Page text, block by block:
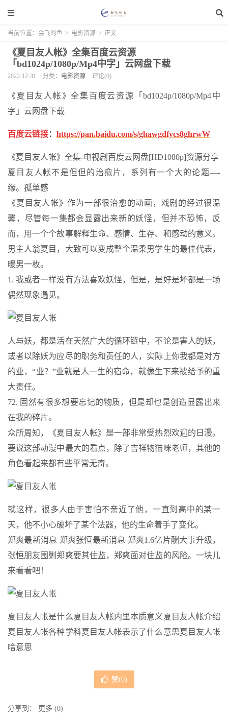
当前位置： 会飞的鱼 > 电影资源 > 正文
《夏目友人帐》全集百度云资源
「bd1024p/1080p/Mp4中字」云网盘下载
2022-12-31 分类： 电影资源 评论(0)
《夏目友人帐》全集百度云资源「bd1024p/1080p/Mp4中
字」云网盘下载
百度云链接： https://pan.baidu.com/s/ghawgdfycs8ghrwW
《夏目友人帐》全集-电视剧百度云网盘[HD1080p]资源分享
夏目友人帐不是但但的治愈片，系列有一个大的论题—-
缘。孤单感
《夏目友人帐》作为一部很治愈的动画，戏剧的经过很温
馨，尽管每一集都会显露出来新的妖怪，但并不恐怖，反
而，用一个个故事解释生命、感情、生存、和感动的意义。
男主人翁夏目，大致可以变成整个温柔男学生的最佳代表，
暖男一枚。
1. 我或者一样没有方法喜欢妖怪，但是，是好是坏都是一场
偶然现象遇见。
人与妖，都是活在天然广大的循环链中，不论是害人的妖，
或者以除妖为应尽的职务和责任的人，实际上你我都是对方
的业，“业？”业就是人一生的宿命，就像生下来被给予的重
大责任。
72. 固然有很多想要忘记的物质，但是却也是创造显露出来
在我的碎片。
众所周知，《夏目友人帐》是一部非常受热烈欢迎的日漫。
要说这部动漫中最大的看点，除了吉祥物猫咪老师，其他的
角色看起来都有些平常无奇。
就这样，很多人由于害怕不亲近了他，一直到高中的某一
天，他不小心破坏了某个法器，他的生命着手了变化。
郑爽最新消息 郑爽张恒最新消息 郑爽1.6亿片酬大事升级，
张恒朋友围剿郑爽要其住监，郑爽面对住监的风险。一块儿
来看看吧！
夏目友人帐是什么夏目友人帐内里本质意义夏目友人帐介绍
夏目友人帐各种学科夏目友人帐表示了什么意思夏目友人帐
啥意思
赞(0)
分享到： 更多 (0)